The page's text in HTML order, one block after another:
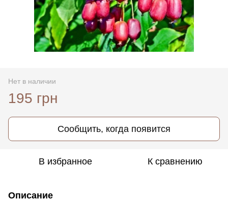
Нет в наличии
195 грн
Сообщить, когда появится
В избранное К сравнению
Описание